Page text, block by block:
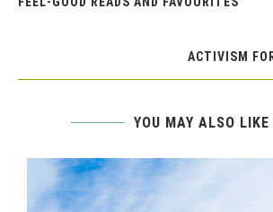
ACTIVISM
YOU MAY ALSO LIKE